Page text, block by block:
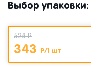
Выбор упаковки:
528 Р
343 Р/1 шт